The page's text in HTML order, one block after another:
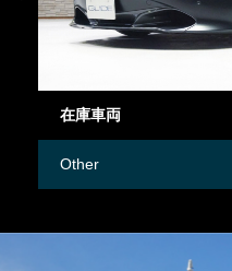
在庫車両
Other